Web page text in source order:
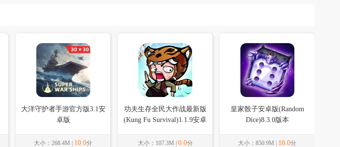
大洋守护者手游官方版3.1安
卓版
大小：268.4M | 10.0分
功夫生存全民大作战最新版
(Kung Fu Survival)1.1.9安卓
大小：107.3M | 0.0分
皇家骰子安卓版(Random
Dice)8.3.0版本
大小：850.9M | 10.0分